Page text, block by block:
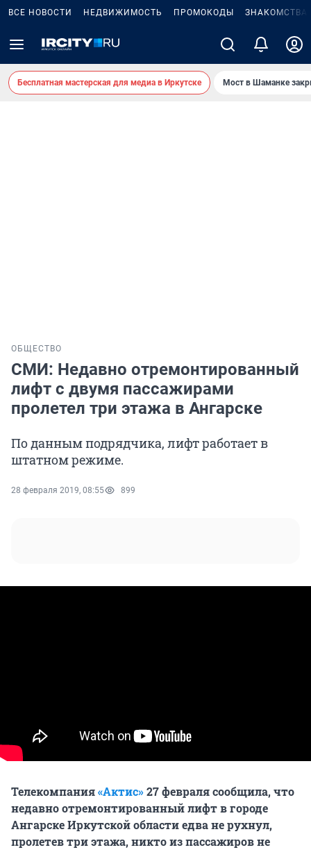
ВСЕ НОВОСТИ НЕДВИЖИМОСТЬ ПРОМОКОДЫ ЗНАКОМСТВА
Бесплатная мастерская для медиа в Иркутске Мост в Шаманке
ОБЩЕСТВО
СМИ: Недавно отремонтированный
лифт с двумя пассажирами
пролетел три этажа в Ангарске
По данным подрядчика, лифт работает в
штатном режиме.
28 февраля 2019, 08:55 899
Телекомпания«Актис»27 февраля сообщила, что
недавно отремонтированный лифт в городе
Ангарске Иркутской области едва не рухнул,
пролетев три этажа, никто из пассажиров не